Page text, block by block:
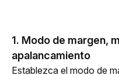
1. Modo de margen,
apalancamiento
Establezca el modo de